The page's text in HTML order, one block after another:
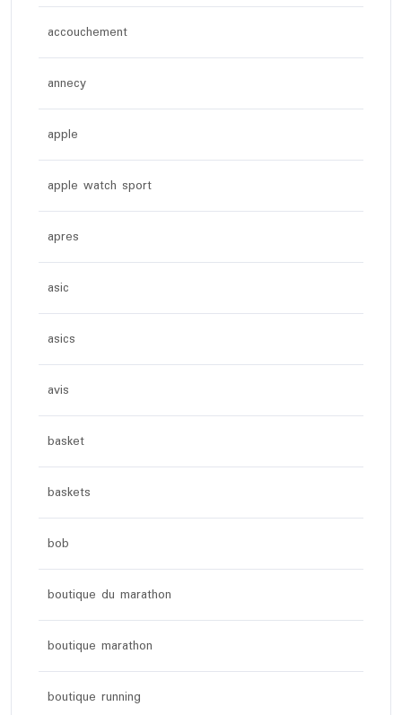
accouchement
annecy
apple
apple watch sport
apres
asic
asics
avis
basket
baskets
bob
boutique du marathon
boutique marathon
boutique running